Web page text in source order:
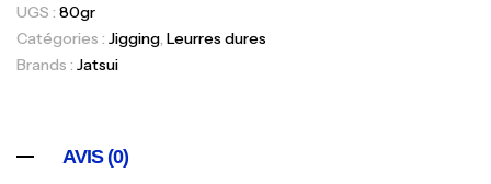
UGS : 80gr
Catégories : Jigging, Leurres dures
Brands : Jatsui
AVIS (0)